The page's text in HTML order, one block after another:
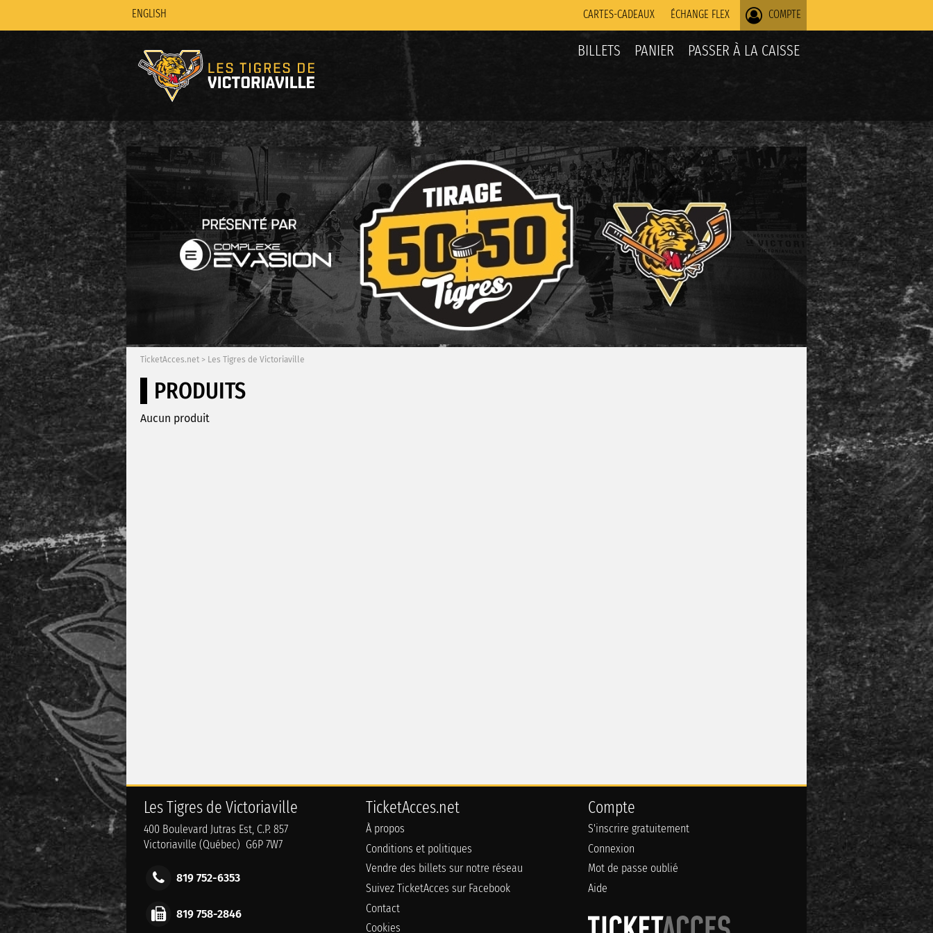
ENGLISH CARTES-CADEAUX ÉCHANGE FLEX COMPTE
BILLETS PANIER PASSER À LA CAISSE
TicketAcces.net > Les Tigres de Victoriaville
PRODUITS
Aucun produit
Les Tigres de Victoriaville
400 Boulevard Jutras Est, C.P. 857
Victoriaville (Québec) G6P 7W7
819 752-6353
819 758-2846
TicketAcces.net
À propos
Conditions et politiques
Vendre des billets sur notre réseau
Suivez TicketAcces sur Facebook
Contact
Cookies
Compte
S'inscrire gratuitement
Connexion
Mot de passe oublié
Aide